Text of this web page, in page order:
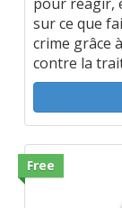
pour réagir,
sur ce que
crime grâce
contre la
Free